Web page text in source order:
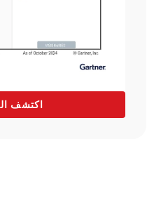
اكتشف المزيد